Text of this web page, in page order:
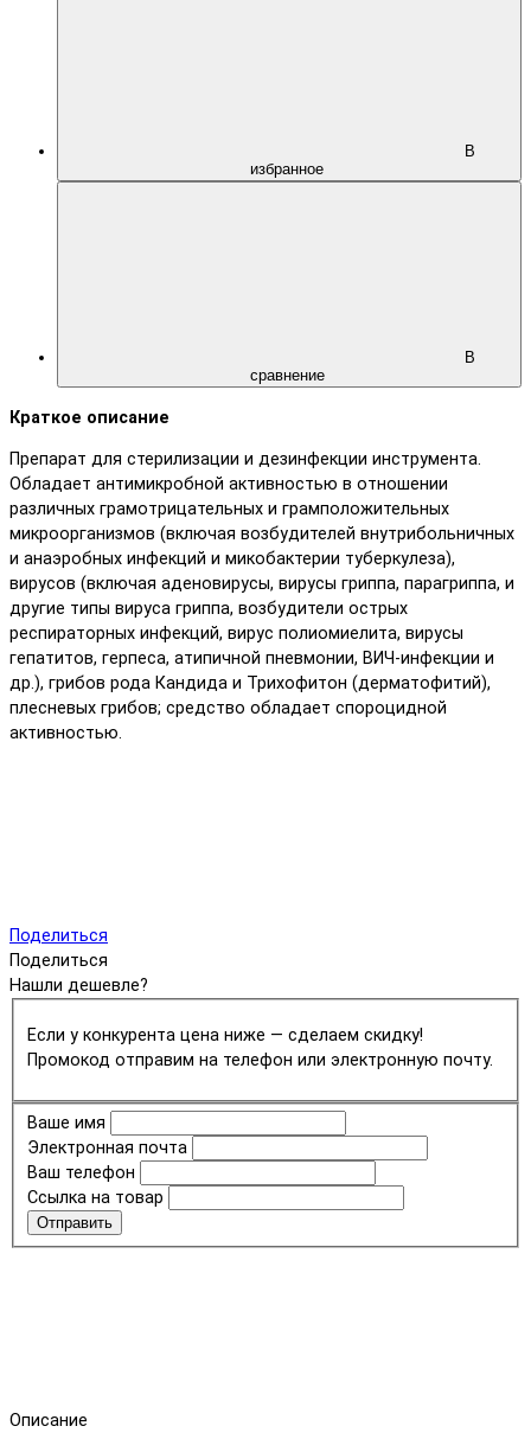
В
избранное
В
сравнение
Краткое описание
Препарат для стерилизации и дезинфекции инструмента.
Обладает антимикробной активностью в отношении
различных грамотрицательных и грамположительных
микроорганизмов (включая возбудителей внутрибольничных
и анаэробных инфекций и микобактерии туберкулеза),
вирусов (включая аденовирусы, вирусы гриппа, парагриппа, и
другие типы вируса гриппа, возбудители острых
респираторных инфекций, вирус полиомиелита, вирусы
гепатитов, герпеса, атипичной пневмонии, ВИЧ-инфекции и
др.), грибов рода Кандида и Трихофитон (дерматофитий),
плесневых грибов; средство обладает спороцидной
активностью.
Поделиться
Поделиться
Нашли дешевле?
Если у конкурента цена ниже — сделаем скидку!
Промокод отправим на телефон или электронную почту.
Ваше имя
Электронная почта
Ваш телефон
Ссылка на товар
Отправить
Описание